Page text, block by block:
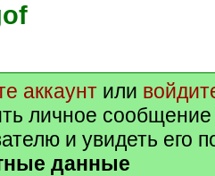
аккаунт или
личное
и увидеть его
данные